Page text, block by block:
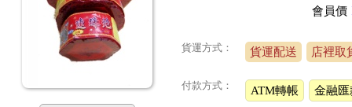
會員價
貨運方式： 貨運配送 店裡取
付款方式： ATM轉帳 金融匯